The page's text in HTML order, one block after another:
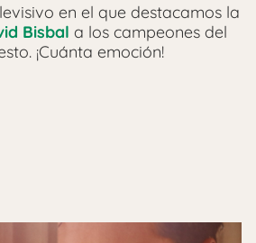
en el que destacamos la
Bisbal a los campeones del
¡Cuánta emoción!